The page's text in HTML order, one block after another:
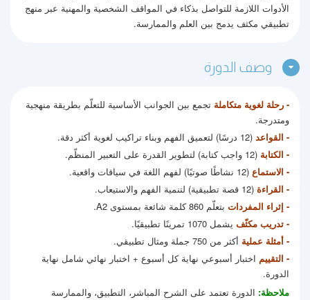
الأدوات اللازمة للتواصل بذكاء في المواقف الشخصية والمهنية عبر منهج
تطبيقي مكثف يدمج بين العلم والممارسة.
وصف الدورة
- رحلة لغوية متكاملة تجمع بين الجوانب الأساسية للتعلّم بطريقة منهجية
ومتدرجة.
- القواعد (12 درسًا) لتعميق الفهم وبناء تراكيب لغوية أكثر دقة.
- الكتابة (12 واجب كتابة) لتطوير القدرة على التعبير المنظّم.
- الاستماع (12 نشاطًا صوتيًا) لفهم اللغة في سياقات واقعية.
- القراءة (12 قصة تطبيقية) لتنمية الفهم والاستيعاب.
- إثراء المفردات بتعلّم 860 كلمة شائعة بمستوى A2.
- تدريب مكثّف يشمل 1070 تمرينًا تطبيقيًا.
- أمثلة عملية أكثر من 750 جملة ومثال تطبيقي.
- التقييم اختبار أسبوعي نهاية كل أسبوع + اختبار نهائي شامل نهاية
الدورة.
ملاحظة: الدورة تعتمد على الشرح المباشر، التطبيق، والممارسة